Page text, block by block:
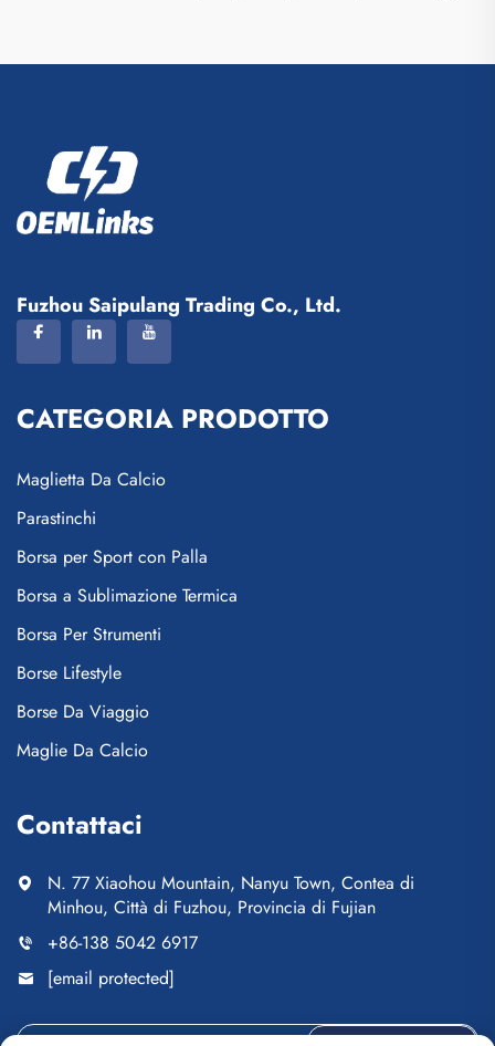
Fuzhou Saipulang Trading Co., Ltd.
CATEGORIA PRODOTTO
Maglietta Da Calcio
Parastinchi
Borsa per Sport con Palla
Borsa a Sublimazione Termica
Borsa Per Strumenti
Borse Lifestyle
Borse Da Viaggio
Maglie Da Calcio
Contattaci
N. 77 Xiaohou Mountain, Nanyu Town, Contea di
Minhou, Città di Fuzhou, Provincia di Fujian
+86-138 5042 6917
[email protected]